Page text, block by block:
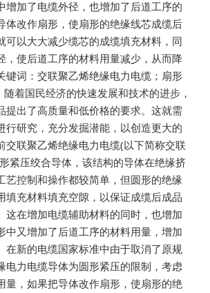
增加了电缆外径，也增加了后道工序的
体改作扇形，使扇形的绝缘线芯成缆后
可以大大减少缆芯的成缆填充材料，同
，使后道工序的材料用量减少，从而降
键词：交联聚乙烯绝缘电力电缆；扇形
着国民经济的快速发展和技术的进步，
提出了高质量和低价格的要求。这就需
行研究，充分发掘潜能，以创造更大的
交联聚乙烯绝缘电力电缆(以下简称交联
紧压绞合导体，该结构的导体在绝缘挤
艺控制和操作都较简单，但圆形的绝缘
填充材料填充空隙，以保证成缆后成品
这在增加电缆辅助材料的同时，也增加
中又增加了后道工序的材料用量，增加
在新的电缆国家标准中由于取消了原规
电力电缆导体为圆形紧压的限制，考虑
量，如果把导体改作扇形，使扇形的绝